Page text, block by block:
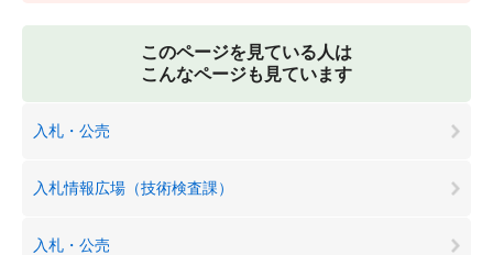
このページを見ている人は
こんなページも見ています
入札・公売
入札情報広場（技術検査課）
入札・公売